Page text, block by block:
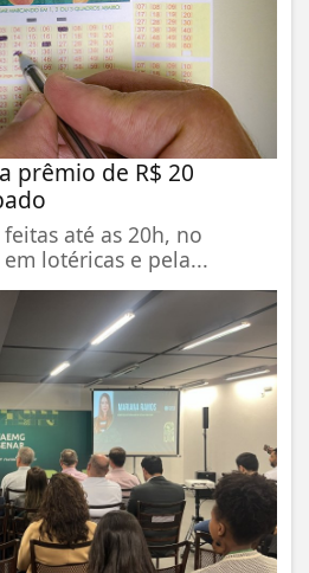
prêmio de R$ 20
até as 20h, no
lotéricas e pela...